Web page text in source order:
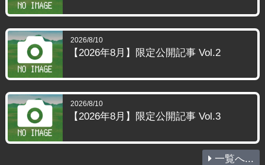
2026/8/10
【2026年8月】限定公開記事 Vol.2
2026/8/10
【2026年8月】限定公開記事 Vol.3
一覧へ...